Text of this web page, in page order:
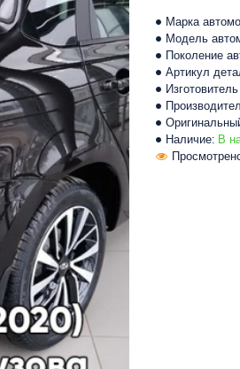
Наличие: В
Марка
Модель
Поколение
Артикул